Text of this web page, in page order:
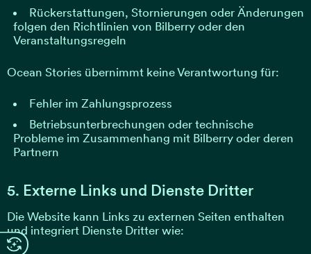
Rückerstattungen, Stornierungen oder Änderungen
folgen den Richtlinien von Bilberry oder den
Veranstaltungsregeln
Ocean Stories übernimmt keine Verantwortung für:
Fehler im Zahlungsprozess
Betriebsunterbrechungen oder technische
Probleme im Zusammenhang mit Bilberry oder deren
Partnern
5. Externe Links und Dienste Dritter
Die Website kann Links zu externen Seiten enthalten
und integriert Dienste Dritter wie: